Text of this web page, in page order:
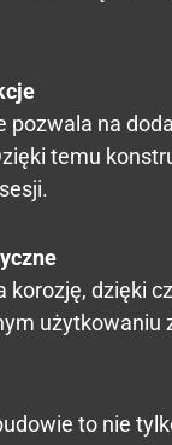
na
temu
dzięki
to nie